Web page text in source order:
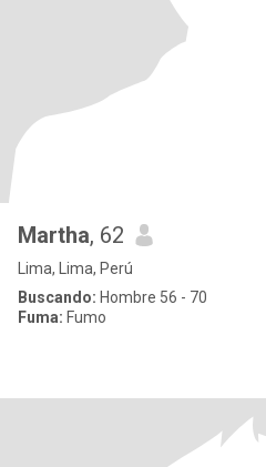
Martha, 62
Lima, Lima, Perú
Buscando: Hombre 56 - 70
Fuma: Fumo